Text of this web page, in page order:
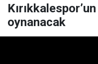
oynanacak